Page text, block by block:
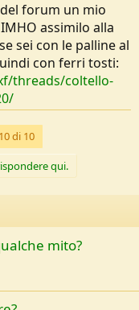
forum un mio
assimilo alla
sei con le palline al
con ferri tosti:
threads/coltello-
10 di 10
qui.
mito?